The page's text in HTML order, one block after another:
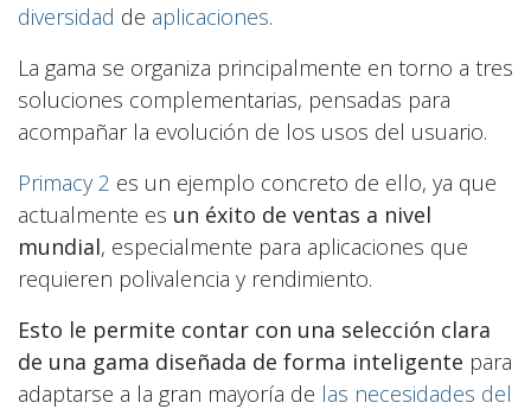
diversidad de aplicaciones.
La gama se organiza principalmente en torno a tres
soluciones complementarias, pensadas para
acompañar la evolución de los usos del usuario.
Primacy 2 es un ejemplo concreto de ello, ya que
actualmente es un éxito de ventas a nivel
mundial, especialmente para aplicaciones que
requieren polivalencia y rendimiento.
Esto le permite contar con una selección clara
de una gama diseñada de forma inteligente para
adaptarse a la gran mayoría de las necesidades del